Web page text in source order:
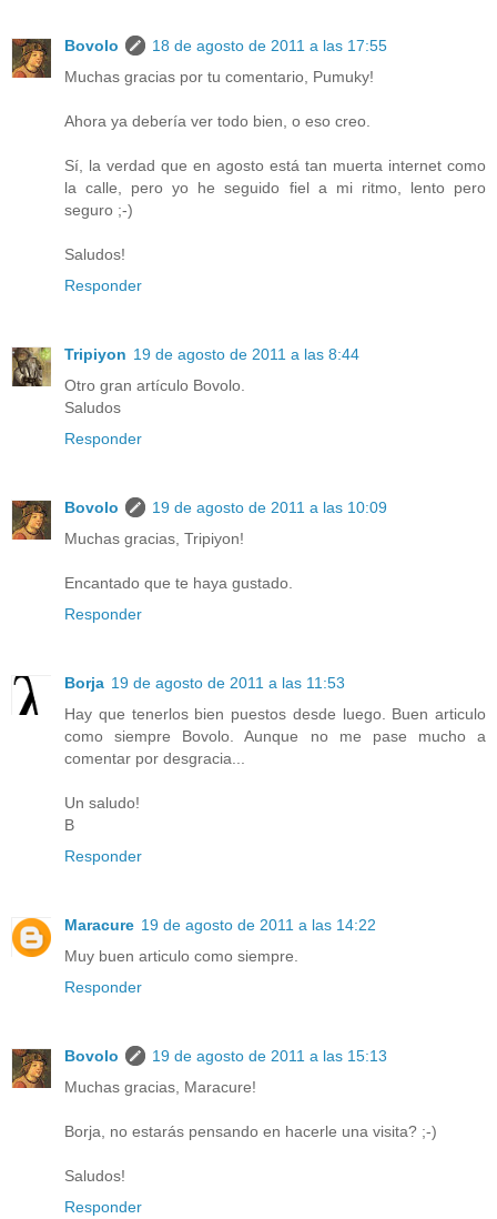
Bovolo
18 de agosto de 2011 a las 17:55
Muchas gracias por tu comentario, Pumuky!
Ahora ya debería ver todo bien, o eso creo.
Sí, la verdad que en agosto está tan muerta internet como
la calle, pero yo he seguido fiel a mi ritmo, lento pero
seguro ;-)
Saludos!
Responder
Tripiyon 19 de agosto de 2011 a las 8:44
Otro gran artículo Bovolo.
Saludos
Responder
Bovolo
19 de agosto de 2011 a las 10:09
Muchas gracias, Tripiyon!
Encantado que te haya gustado.
Responder
Borja 19 de agosto de 2011 a las 11:53
Hay que tenerlos bien puestos desde luego. Buen articulo
como siempre Bovolo. Aunque no me pase mucho a
comentar por desgracia...
Un saludo!
B
Responder
Maracure 19 de agosto de 2011 a las 14:22
Muy buen articulo como siempre.
Responder
Bovolo
19 de agosto de 2011 a las 15:13
Muchas gracias, Maracure!
Borja, no estarás pensando en hacerle una visita? ;-)
Saludos!
Responder